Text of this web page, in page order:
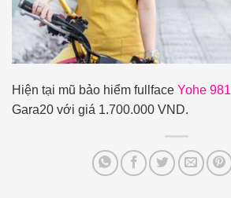
Hiện tại mũ bảo hiểm fullface Yohe 981
Gara20 với giá 1.700.000 VND.